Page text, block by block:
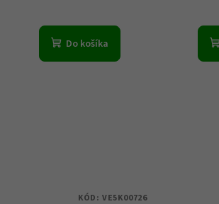
Do košíka
KÓD: VE5K00726